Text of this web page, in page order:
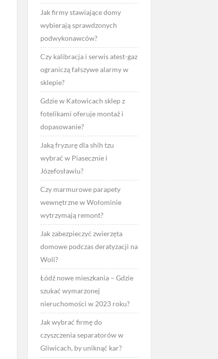
Jak firmy stawiające domy
wybierają sprawdzonych
podwykonawców?
Czy kalibracja i serwis atest-gaz
ograniczą fałszywe alarmy w
sklepie?
Gdzie w Katowicach sklep z
fotelikami oferuje montaż i
dopasowanie?
Jaką fryzurę dla shih tzu
wybrać w Piasecznie i
Józefosławiu?
Czy marmurowe parapety
wewnętrzne w Wołominie
wytrzymają remont?
Jak zabezpieczyć zwierzęta
domowe podczas deratyzacji na
Woli?
Łódź nowe mieszkania – Gdzie
szukać wymarzonej
nieruchomości w 2023 roku?
Jak wybrać firmę do
czyszczenia separatorów w
Gliwicach, by uniknąć kar?